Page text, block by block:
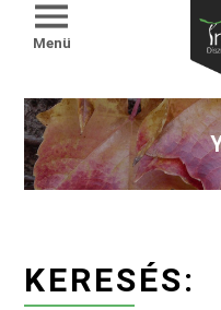
Menü
KERESÉS: